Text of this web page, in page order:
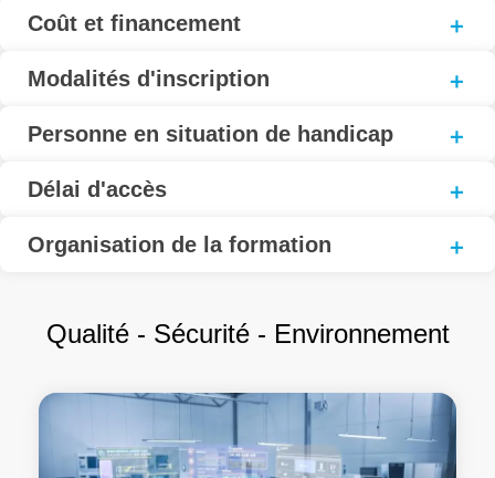
Coût et financement
Modalités d'inscription
Personne en situation de handicap
Délai d'accès
Organisation de la formation
Qualité - Sécurité - Environnement